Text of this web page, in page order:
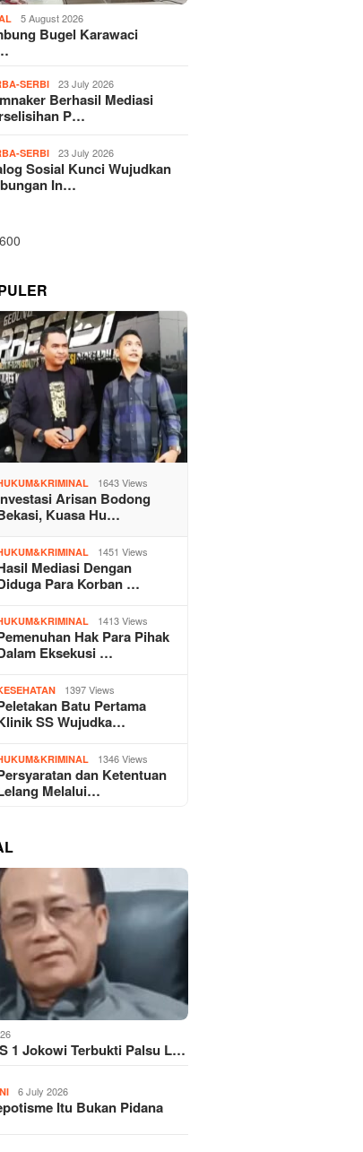
5 August 2026
Bugel Karawaci
SERBI 23 July 2026
Berhasil Mediasi
P…
SERBI 23 July 2026
Sosial Kunci Wujudkan
In…
1643 Views
Arisan Bodong
Kuasa Hu…
1451 Views
Mediasi Dengan
Para Korban …
1413 Views
Hak Para Pihak
Eksekusi …
1397 Views
Batu Pertama
SS Wujudka…
1346 Views
dan Ketentuan
Melalui…
1 Jokowi Terbukti Palsu L…
6 July 2026
Itu Bukan Pidana